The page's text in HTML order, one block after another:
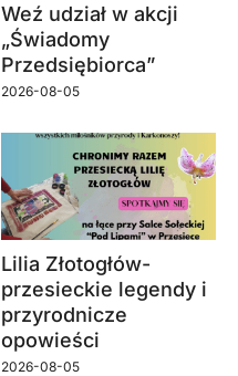
Weź udział w akcji
„Świadomy
Przedsiębiorca”
2026-08-05
Lilia Złotogłów-
przesieckie legendy i
przyrodnicze
opowieści
2026-08-05